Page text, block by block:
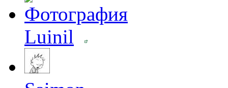
Luinil